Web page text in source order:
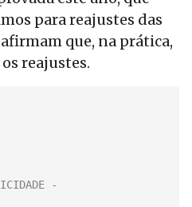
para reajustes das
que, na prática,
reajustes.